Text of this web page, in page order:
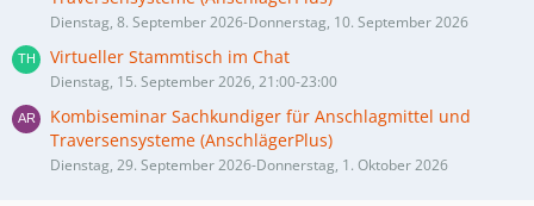
Dienstag, 8. September 2026-Donnerstag, 10. September 2026
Virtueller Stammtisch im Chat
Dienstag, 15. September 2026, 21:00-23:00
Kombiseminar Sachkundiger für Anschlagmittel und
Traversensysteme (AnschlägerPlus)
Dienstag, 29. September 2026-Donnerstag, 1. Oktober 2026